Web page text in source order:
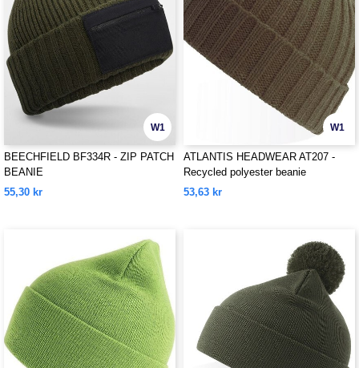
W1
BEECHFIELD BF334R - ZIP PATCH
BEANIE
55,30 kr
W1
ATLANTIS HEADWEAR AT207 -
Recycled polyester beanie
53,63 kr